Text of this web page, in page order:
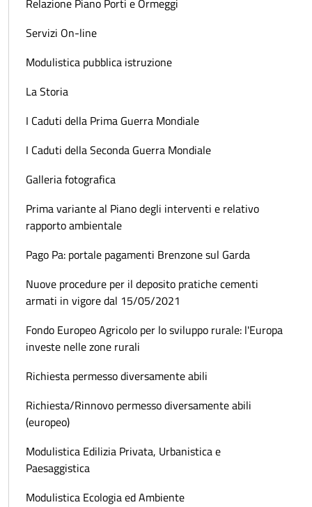
Relazione Piano Porti e Ormeggi
Servizi On-line
Modulistica pubblica istruzione
La Storia
I Caduti della Prima Guerra Mondiale
I Caduti della Seconda Guerra Mondiale
Galleria fotografica
Prima variante al Piano degli interventi e relativo
rapporto ambientale
Pago Pa: portale pagamenti Brenzone sul Garda
Nuove procedure per il deposito pratiche cementi
armati in vigore dal 15/05/2021
Fondo Europeo Agricolo per lo sviluppo rurale: l'Europa
investe nelle zone rurali
Richiesta permesso diversamente abili
Richiesta/Rinnovo permesso diversamente abili
(europeo)
Modulistica Edilizia Privata, Urbanistica e
Paesaggistica
Modulistica Ecologia ed Ambiente